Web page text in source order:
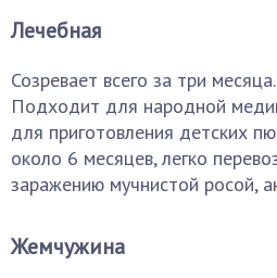
Лечебная
Созревает всего за три
Подходит для народной
для приготовления детских
около 6 месяцев, легко
заражению мучнистой росой,
Жемчужина